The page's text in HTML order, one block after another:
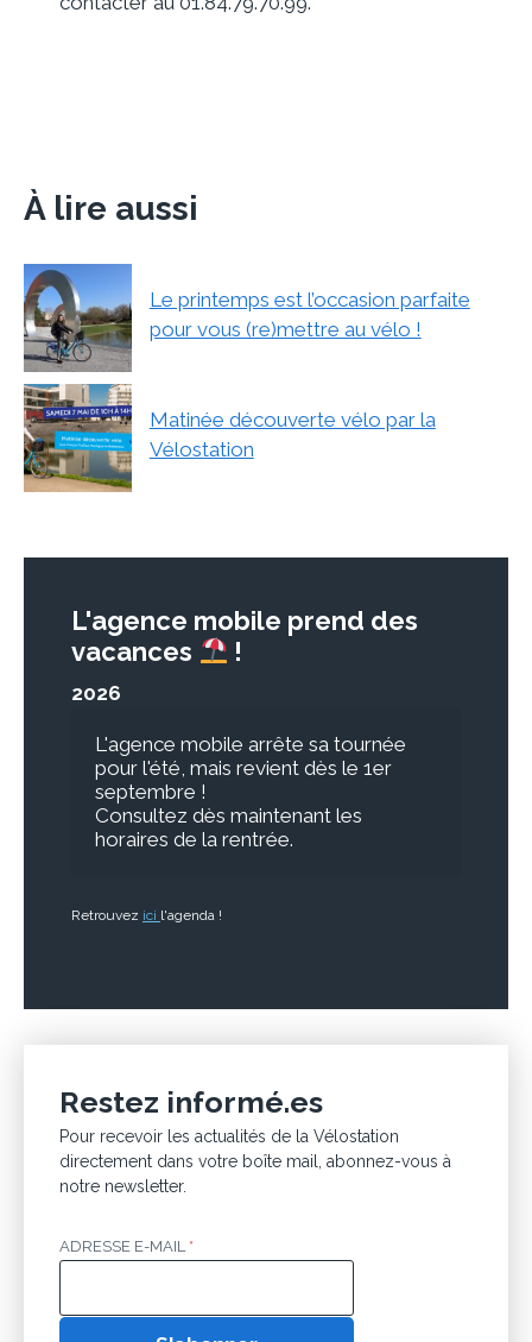
À lire aussi
Le printemps est l’occasion parfaite
pour vous (re)mettre au vélo !
Matinée découverte vélo par la
Vélostation
L'agence mobile prend des
vacances
!
2026
L'agence mobile arrête sa tournée
pour l'été, mais revient dès le 1er
septembre !
Consultez dès maintenant les
horaires de la rentrée.
Retrouvez ici l'agenda !
Restez informé.es
Pour recevoir les actualités de la Vélostation
directement dans votre boîte mail, abonnez-vous à
notre newsletter.
ADRESSE E-MAIL *